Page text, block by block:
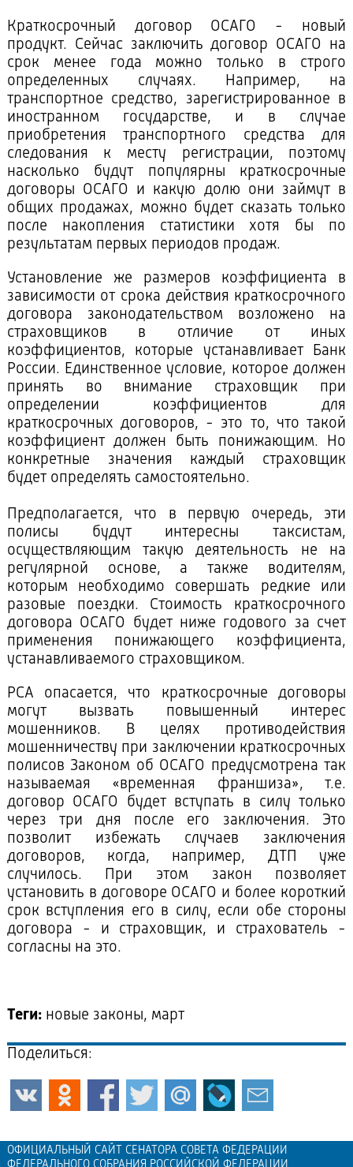
Краткосрочный договор ОСАГО - новый
продукт. Сейчас заключить договор ОСАГО на
срок менее года можно только в строго
определенных случаях. Например, на
транспортное средство, зарегистрированное в
иностранном государстве, и в случае
приобретения транспортного средства для
следования к месту регистрации, поэтому
насколько будут популярны краткосрочные
договоры ОСАГО и какую долю они займут в
общих продажах, можно будет сказать только
после накопления статистики хотя бы по
результатам первых периодов продаж.
Установление же размеров коэффициента в
зависимости от срока действия краткосрочного
договора законодательством возложено на
страховщиков в отличие от иных
коэффициентов, которые устанавливает Банк
России. Единственное условие, которое должен
принять во внимание страховщик при
определении коэффициентов для
краткосрочных договоров, - это то, что такой
коэффициент должен быть понижающим. Но
конкретные значения каждый страховщик
будет определять самостоятельно.
Предполагается, что в первую очередь, эти
полисы будут интересны таксистам,
осуществляющим такую деятельность не на
регулярной основе, а также водителям,
которым необходимо совершать редкие или
разовые поездки. Стоимость краткосрочного
договора ОСАГО будет ниже годового за счет
применения понижающего коэффициента,
устанавливаемого страховщиком.
РСА опасается, что краткосрочные договоры
могут вызвать повышенный интерес
мошенников. В целях противодействия
мошенничеству при заключении краткосрочных
полисов Законом об ОСАГО предусмотрена так
называемая «временная франшиза», т.е.
договор ОСАГО будет вступать в силу только
через три дня после его заключения. Это
позволит избежать случаев заключения
договоров, когда, например, ДТП уже
случилось. При этом закон позволяет
установить в договоре ОСАГО и более короткий
срок вступления его в силу, если обе стороны
договора - и страховщик, и страхователь -
согласны на это.
Теги:новые законы, март
Поделиться:
ОФИЦИАЛЬНЫЙ САЙТ СЕНАТОРА СОВЕТА ФЕДЕРАЦИИ